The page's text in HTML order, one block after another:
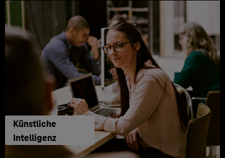
Künstliche
Intelligenz